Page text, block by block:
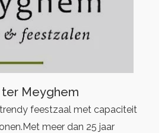
Meyghem
feestzaal met capaciteit
meer dan 25 jaar